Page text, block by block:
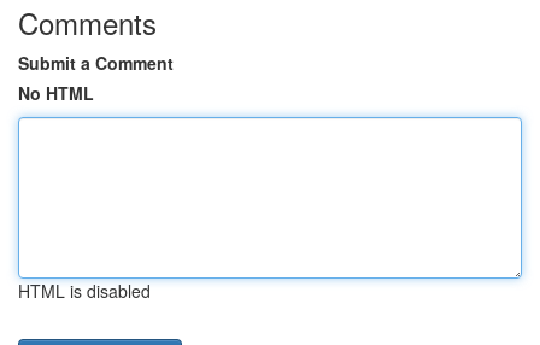
Comments
Submit a Comment
No HTML
HTML is disabled